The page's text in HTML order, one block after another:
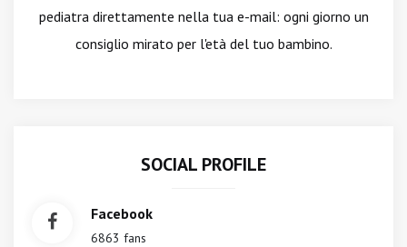
pediatra direttamente nella tua e-mail: ogni giorno un
consiglio mirato per l'età del tuo bambino.
SOCIAL PROFILE
Facebook
6863 fans